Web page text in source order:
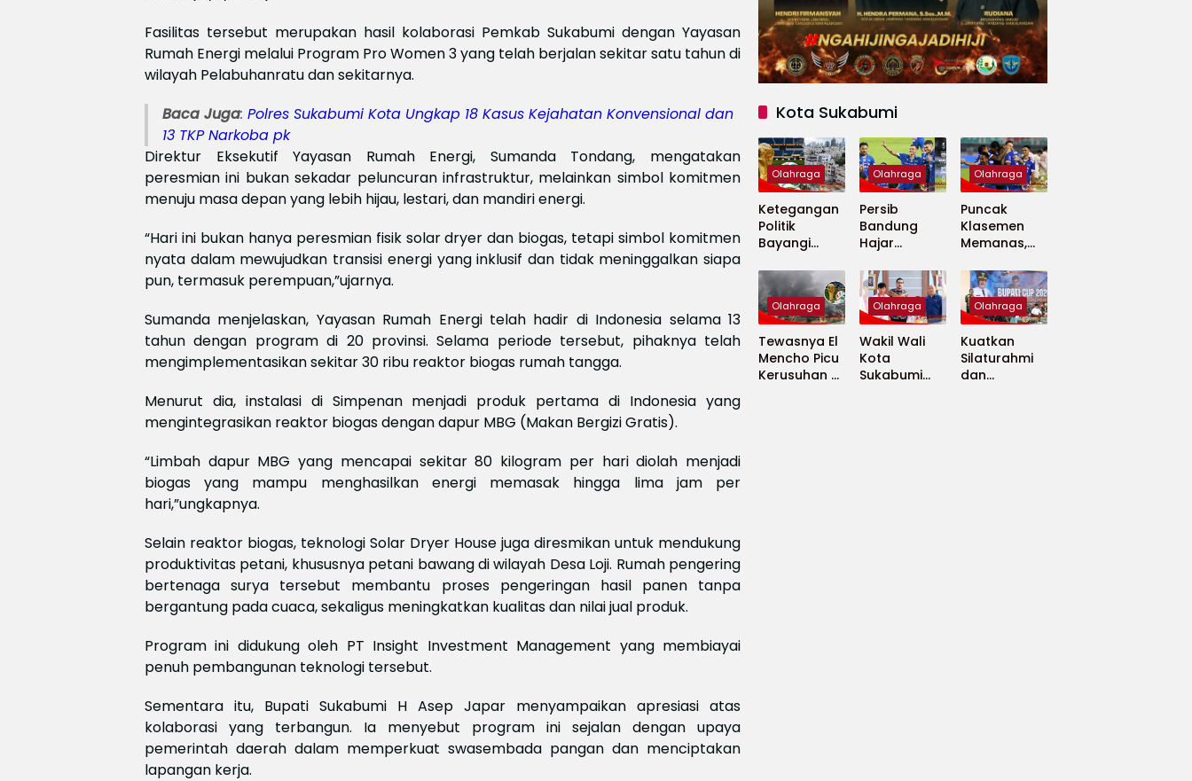
Fasilitas tersebut merupakan hasil kolaborasi Pemkab Sukabumi dengan Yayasan
Rumah Energi melalui Program Pro Women 3 yang telah berjalan sekitar satu tahun di
wilayah Pelabuhanratu dan sekitarnya.
Baca Juga: Polres Sukabumi Kota Ungkap 18 Kasus Kejahatan Konvensional dan
13 TKP Narkoba pk
Direktur Eksekutif Yayasan Rumah Energi, Sumanda Tondang, mengatakan
peresmian ini bukan sekadar peluncuran infrastruktur, melainkan simbol komitmen
menuju masa depan yang lebih hijau, lestari, dan mandiri energi.
“Hari ini bukan hanya peresmian fisik solar dryer dan biogas, tetapi simbol komitmen
nyata dalam mewujudkan transisi energi yang inklusif dan tidak meninggalkan siapa
pun, termasuk perempuan,”ujarnya.
Sumanda menjelaskan, Yayasan Rumah Energi telah hadir di Indonesia selama 13
tahun dengan program di 20 provinsi. Selama periode tersebut, pihaknya telah
mengimplementasikan sekitar 30 ribu reaktor biogas rumah tangga.
Menurut dia, instalasi di Simpenan menjadi produk pertama di Indonesia yang
mengintegrasikan reaktor biogas dengan dapur MBG (Makan Bergizi Gratis).
“Limbah dapur MBG yang mencapai sekitar 80 kilogram per hari diolah menjadi
biogas yang mampu menghasilkan energi memasak hingga lima jam per
hari,”ungkapnya.
Selain reaktor biogas, teknologi Solar Dryer House juga diresmikan untuk mendukung
produktivitas petani, khususnya petani bawang di wilayah Desa Loji. Rumah pengering
bertenaga surya tersebut membantu proses pengeringan hasil panen tanpa
bergantung pada cuaca, sekaligus meningkatkan kualitas dan nilai jual produk.
Program ini didukung oleh PT Insight Investment Management yang membiayai
penuh pembangunan teknologi tersebut.
Sementara itu, Bupati Sukabumi H Asep Japar menyampaikan apresiasi atas
kolaborasi yang terbangun. Ia menyebut program ini sejalan dengan upaya
pemerintah daerah dalam memperkuat swasembada pangan dan menciptakan
lapangan kerja.
Kota Sukabumi
Olahraga
Ketegangan
Politik
Bayangi
Piala Dunia
2026
Olahraga
Persib
Bandung
Hajar
United 5-0,
Perkuat
Puncak
Klasemen BRI
Super
League
Olahraga
Puncak
Klasemen
Memanas,
Persija Saling
Tekan
Olahraga
Tewasnya El
Mencho Picu
Kerusuhan di
Olahraga
Wakil Wali
Kota
Sukabumi
Olahraga
Kuatkan
Silaturahmi
dan